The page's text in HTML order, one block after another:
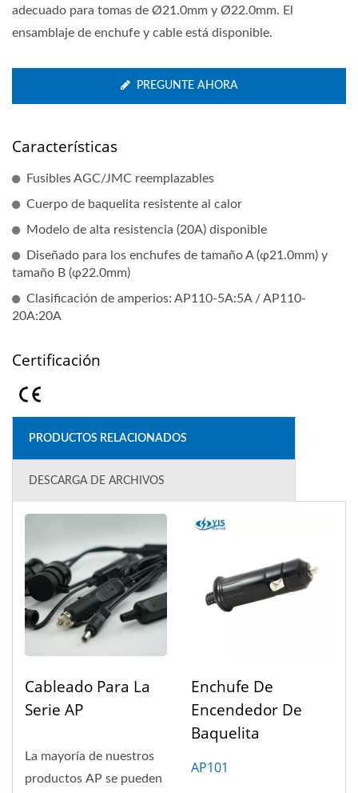
adecuado para tomas de Ø21.0mm y Ø22.0mm. El
ensamblaje de enchufe y cable está disponible.
PREGUNTE AHORA
Características
Fusibles AGC/JMC reemplazables
Cuerpo de baquelita resistente al calor
Modelo de alta resistencia (20A) disponible
Diseñado para los enchufes de tamaño A (φ21.0mm) y
tamaño B (φ22.0mm)
Clasificación de amperios: AP110-5A:5A / AP110-
20A:20A
Certificación
PRODUCTOS RELACIONADOS
DESCARGA DE ARCHIVOS
Cableado Para La
Serie AP
La mayoría de nuestros
productos AP se pueden
Enchufe De
Encendedor De
Baquelita
AP101